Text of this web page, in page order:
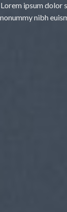
Lorem ipsum dolor
nonummy nibh